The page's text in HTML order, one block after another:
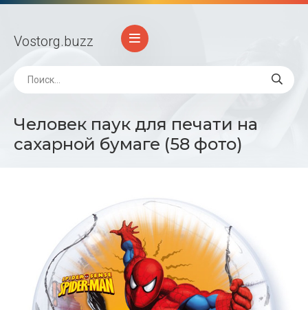
Vostorg.buzz
Человек паук для печати на
сахарной бумаге (58 фото)